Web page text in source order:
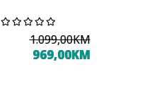
1.099,00KM
969,00KM